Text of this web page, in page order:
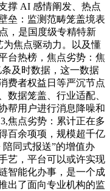
撑 AI 感情阐发、热点
垒：监测范畴笼盖境表
，是国度级专精特新
焦点驱动力。以及懂
台热榜，焦点劣势：焦
及时数据，这一数据
费者权益日等严沉节点
数据笼盖、行业适配、
帮用户进行消息降噪和
焦点劣势：累计正在多
百余项项，规模超千亿
同式报送”的增值办
艺，平台可以或许实现
智能化办事，是一个成
出了面向专业机构的监